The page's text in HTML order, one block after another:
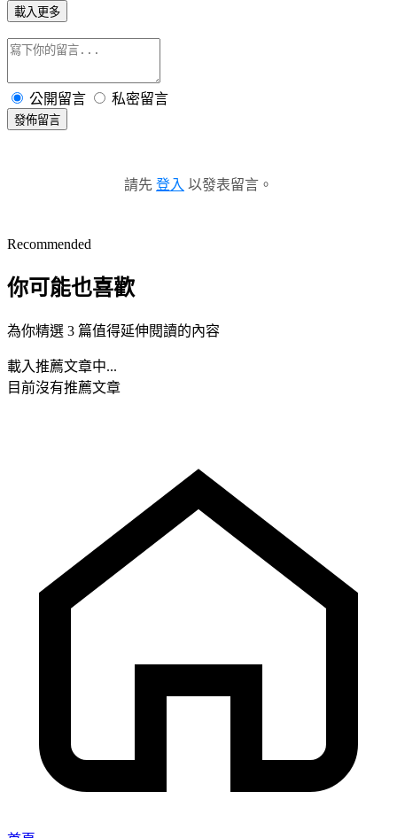
載入更多
公開留言 私密留言
發佈留言
請先 登入 以發表留言。
Recommended
你可能也喜歡
為你精選 3 篇值得延伸閱讀的內容
載入推薦文章中...
目前沒有推薦文章